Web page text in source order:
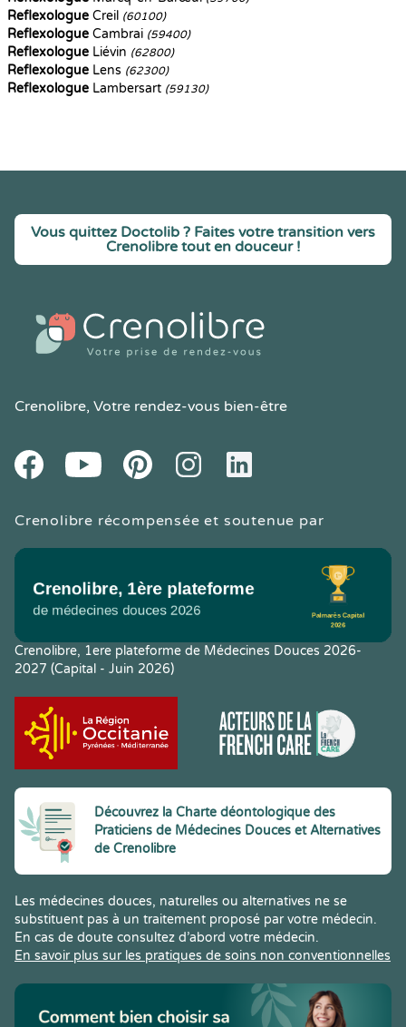
Reflexologue Creil (60100)
Reflexologue Cambrai (59400)
Reflexologue Liévin (62800)
Reflexologue Lens (62300)
Reflexologue Lambersart (59130)
Vous quittez Doctolib ? Faites votre transition vers
Crenolibre tout en douceur !
Crenolibre, Votre rendez-vous bien-être
FacebookYoutube PinteresetInstagramLinkedIn
Crenolibre récompensée et soutenue par
Crenolibre, 1ere plateforme de Médecines Douces 2026-
2027 (Capital - Juin 2026)
Découvrez la Charte déontologique des
Praticiens de Médecines Douces et Alternatives
de Crenolibre
Les médecines douces, naturelles ou alternatives ne se
substituent pas à un traitement proposé par votre médecin.
En cas de doute consultez d’abord votre médecin.
En savoir plus sur les pratiques de soins non conventionnelles